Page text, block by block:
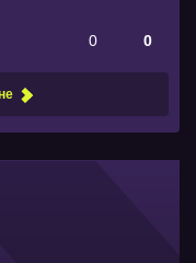
0 0